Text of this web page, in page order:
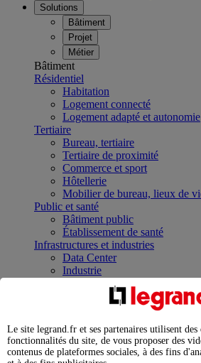
Solutions
Bâtiment
Projet
Métier
Bâtiment
Résidentiel
Habitation
Logement connecté
Logement adapté et autonomie
Tertiaire
Bureau, tertiaire
Tertiaire de proximité
Commerce et sport
Hôtellerie
Mobilier de bureau, lieux de
Public et santé
Bâtiment public
Établissement de santé
Infrastructures et industries
Data Center
Industrie
Infrastructures
Contrôler et planifier le
Répartir et optimiser son
Legrand Data Center
expertises au service de vos
Le site legrand.fr et ses partenaires utilisent
fonctionnalités du site, de vous proposer des
contenus de plateformes sociales, à des fins